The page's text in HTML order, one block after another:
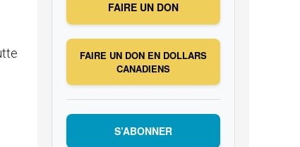
FAIRE UN DON
FAIRE UN DON EN DOLLARS
CANADIENS
S’ABONNER